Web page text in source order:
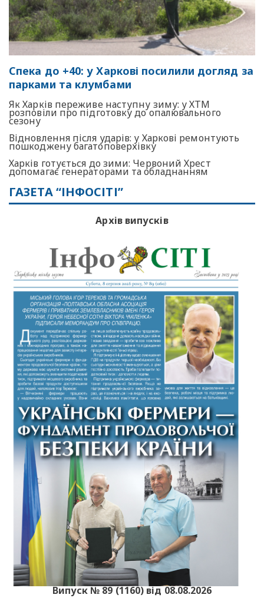
Спека до +40: у Харкові посилили догляд за
парками та клумбами
Як Харків переживе наступну зиму: у ХТМ
розповіли про підготовку до опалювального
сезону
Відновлення після ударів: у Харкові ремонтують
пошкоджену багатоповерхівку
Харків готується до зими: Червоний Хрест
допомагає генераторами та обладнанням
ГАЗЕТА “ІНФОСІТІ”
Архів випусків
Випуск № 89 (1160) від 08.08.2026